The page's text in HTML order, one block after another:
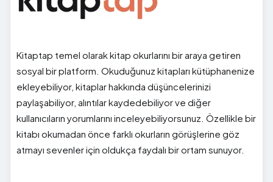
Kitaptap temel olarak kitap okurlarını bir araya getiren
sosyal bir platform. Okuduğunuz kitapları kütüphanenize
ekleyebiliyor, kitaplar hakkında düşüncelerinizi
paylaşabiliyor, alıntılar kaydedebiliyor ve diğer
kullanıcıların yorumlarını inceleyebiliyorsunuz. Özellikle bir
kitabı okumadan önce farklı okurların görüşlerine göz
atmayı sevenler için oldukça faydalı bir ortam sunuyor.